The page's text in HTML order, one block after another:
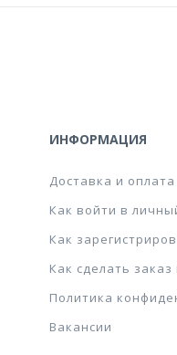
ИНФОРМАЦИЯ
Доставка и оплата
Как войти в
Как
Как сделать
Политика
Вакансии